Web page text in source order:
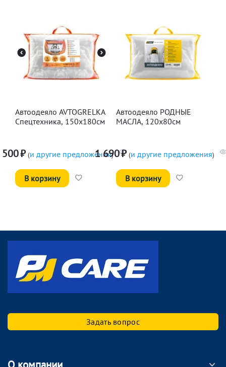
Автоодеяло AVTOGRELKA
Спецтехника, 150х180см
₽ (и другие предложения)
В корзину
Автоодеяло РОДНЫЕ
МАСЛА, 120х80см
1 690₽ (и другие предложения)
В корзину
Задать вопрос